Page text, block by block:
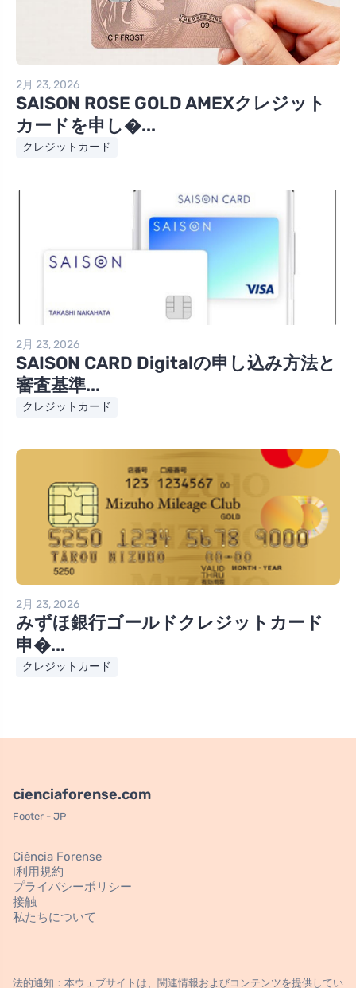
2月 23, 2026
SAISON ROSE GOLD AMEXクレジット
カードを申し�...
クレジットカード
2月 23, 2026
SAISON CARD Digitalの申し込み方法と
審査基準...
クレジットカード
2月 23, 2026
みずほ銀行ゴールドクレジットカード
申�...
クレジットカード
cienciaforense.com
Footer - JP
Ciência Forense
l利用規約
プライバシーポリシー
接触
私たちについて
法的通知：本ウェブサイトは、関連情報およびコンテンツを提供してい